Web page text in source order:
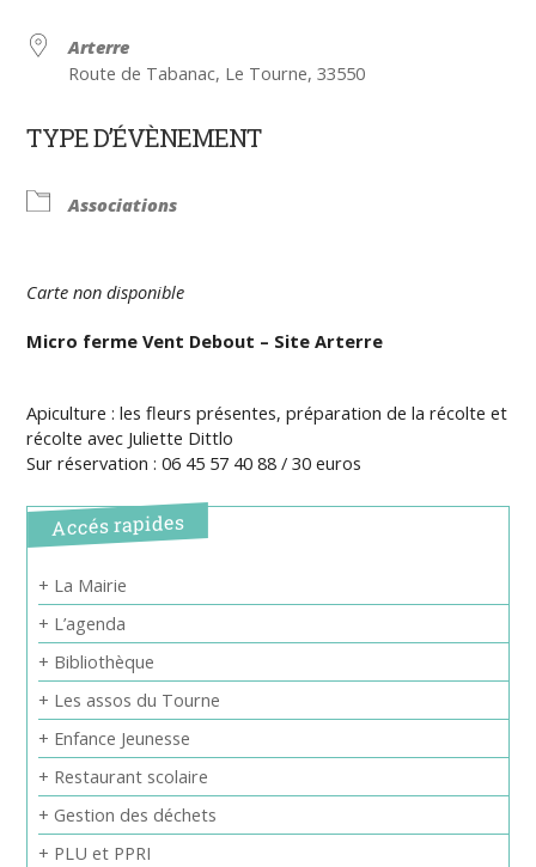
Arterre
Route de Tabanac, Le Tourne, 33550
TYPE D’ÉVÈNEMENT
Associations
Carte non disponible
Micro ferme Vent Debout – Site Arterre
Apiculture : les fleurs présentes, préparation de la récolte et
récolteavec Juliette Dittlo
Sur réservation : 06 45 57 40 88 / 30 euros
Accés rapides
+ La Mairie
+ L’agenda
+ Bibliothèque
+ Les assos du Tourne
+ Enfance Jeunesse
+ Restaurant scolaire
+ Gestion des déchets
+ PLU et PPRI